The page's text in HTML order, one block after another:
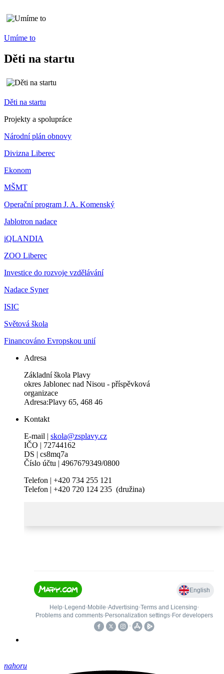
Umíme to
Děti na startu
Děti na startu
Projekty a spolupráce
Národní plán obnovy
Divizna Liberec
Ekonom
MŠMT
Operační program J. A. Komenský
Jablotron nadace
iQLANDIA
ZOO Liberec
Investice do rozvoje vzdělávání
Nadace Syner
ISIC
Světová škola
Financováno Evropskou unií
Adresa
Základní škola Plavy
okres Jablonec nad Nisou - příspěvková
organizace
Adresa:Plavy 65, 468 46
Kontakt
E-mail | skola@zsplavy.cz
IČO | 72744162
DS | cs8mq7a
Číslo účtu | 4967679349/0800
Telefon | +420 734 255 121
Telefon | +420 720 124 235 (družina)
nahoru